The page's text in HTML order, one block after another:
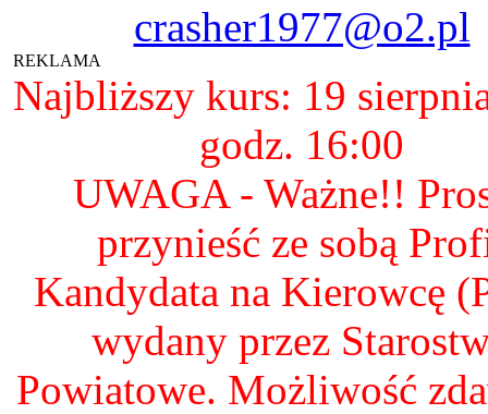
crasher1977@o2.pl
REKLAMA
Najbliższy kurs: 19
godz. 16:00
UWAGA - Ważne!!
przynieść ze sobą
Kandydata na Kierowcę
wydany przez
Powiatowe. Możliwość